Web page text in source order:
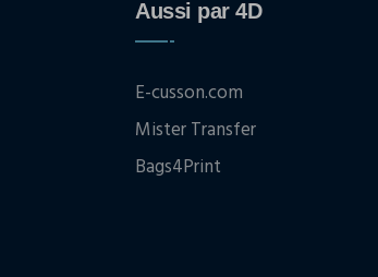
Aussi par 4D
E-cusson.com
Mister Transfer
Bags4Print